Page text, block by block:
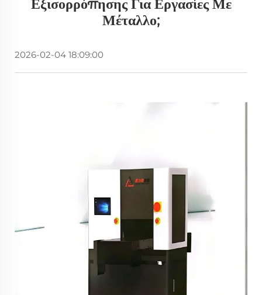
Εξισορρόπησης Για Εργασίες Με
Μέταλλο;
2026-02-04 18:09:00